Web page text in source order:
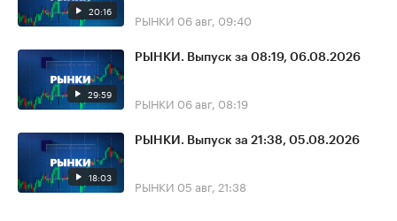
20:16 РЫНКИ 06 авг, 09:40
29:59
РЫНКИ. Выпуск за 08:19, 06.08.2026
РЫНКИ 06 авг, 08:19
18:03
РЫНКИ. Выпуск за 21:38, 05.08.2026
РЫНКИ 05 авг, 21:38